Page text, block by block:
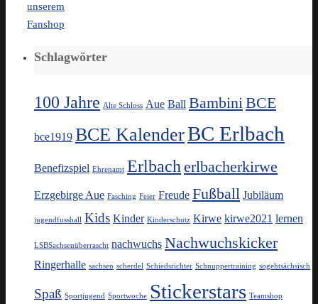
unserem
Fanshop
Schlagwörter
100 Jahre Alte Schloss Aue Ball BambiniBCE
bce1919 BCE KalenderBC Erlbach
Benefizspiel Ehrenamt Erlbach erlbacherkirwe
Erzgebirge Aue Fasching Feier Freude Fußball Jubiläum
jugendfussball Kids Kinder Kinderschutz Kirwe kirwe2021 lernen
LSBSachsenüberrascht nachwuchs Nachwuchskicker
Ringerhalle sachsen scherdel Schiedsrichter Schnuppertraining sogehtsächsisch
Spaß Sportjugend Sportwoche Stickerstars Teamshop